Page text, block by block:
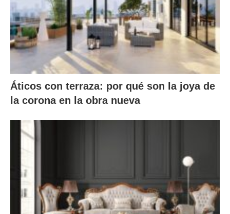
Áticos con terraza: por qué son la joya de
la corona en la obra nueva